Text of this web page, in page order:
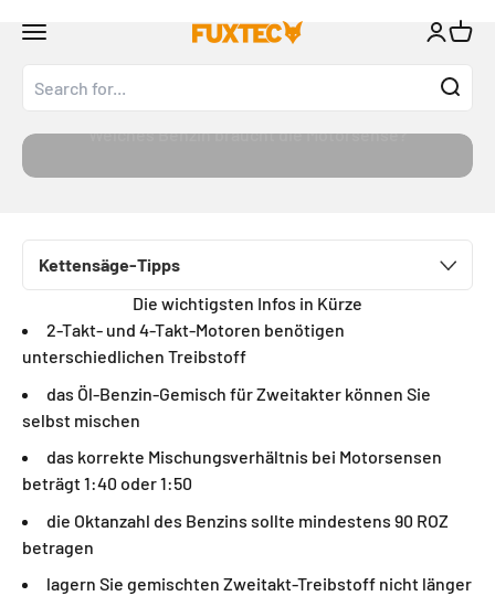
↵Zum Inhalt springen
↵Zum Menü springen
↵Fußzeile springen
↵Barrierefreiheits-Widget öffnen
Open navigation menu
FUXTEC GmbH OpenOpen
Welches Benzin braucht die Motorsense?
Kettensäge-Tipps
Die wichtigsten Infos in Kürze
2-Takt- und 4-Takt-Motoren benötigen
unterschiedlichen Treibstoff
das Öl-Benzin-Gemisch für Zweitakter können Sie
selbst mischen
das korrekte Mischungsverhältnis bei Motorsensen
beträgt 1:40 oder 1:50
die Oktanzahl des Benzins sollte mindestens 90 ROZ
betragen
lagern Sie gemischten Zweitakt-Treibstoff nicht länger